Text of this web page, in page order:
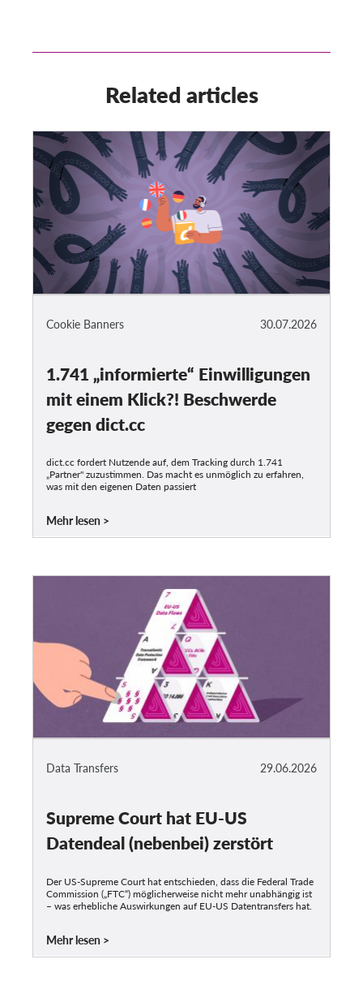
Related articles
30.07.2026
Cookie Banners
1.741 „informierte“ Einwilligungen
mit einem Klick?! Beschwerde
gegen dict.cc
dict.cc fordert Nutzende auf, dem Tracking durch 1.741
„Partner" zuzustimmen. Das macht es unmöglich zu erfahren,
was mit den eigenen Daten passiert
Mehr lesen
29.06.2026
Data Transfers
Supreme Court hat EU-US
Datendeal (nebenbei) zerstört
Der US-Supreme Court hat entschieden, dass die Federal Trade
Commission („FTC“) möglicherweise nicht mehr unabhängig ist
– was erhebliche Auswirkungen auf EU-US Datentransfers hat.
Mehr lesen